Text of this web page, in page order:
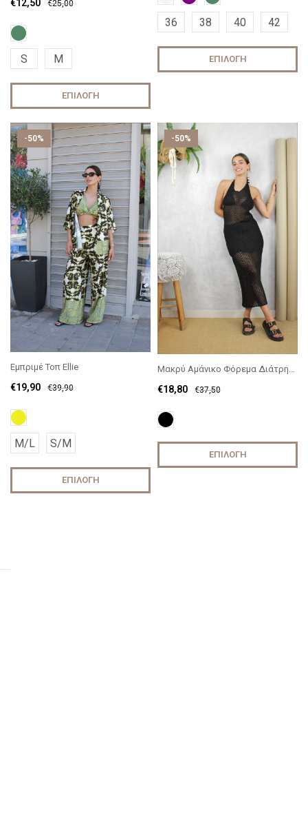
€25,00
€12,50
S M
ΕΠΙΛΟΓΉ
36 38 40 42
ΕΠΙΛΟΓΉ
-50%
Εμπριμέ Τοπ Ellie
€39,90
€19,90
M/L S/M
ΕΠΙΛΟΓΉ
-50%
€37,50
€18,80
ΕΠΙΛΟΓΉ